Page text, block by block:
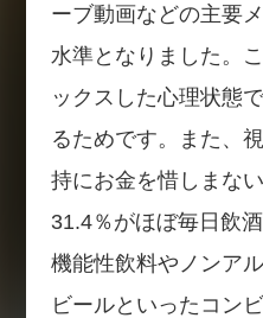
ーブ動画などの主要
水準となりました。
ックスした心理状態
るためです。また、
持にお金を惜しまな
31.4％がほぼ毎日飲
機能性飲料やノンア
ビールといったコン